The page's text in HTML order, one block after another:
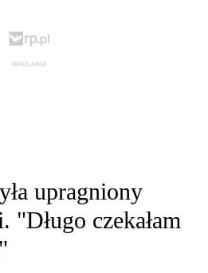
upragniony
"Długo czekałam